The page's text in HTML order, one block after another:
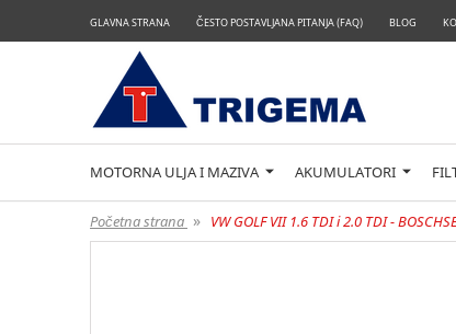
GLAVNA STRANA ČESTO POSTAVLJANA PITANJA (FAQ) BLOG
MOTORNA ULJA I MAZIVA AKUMULATORI
Početna strana » VW GOLF VII 1.6 TDI i 2.0 TDI -